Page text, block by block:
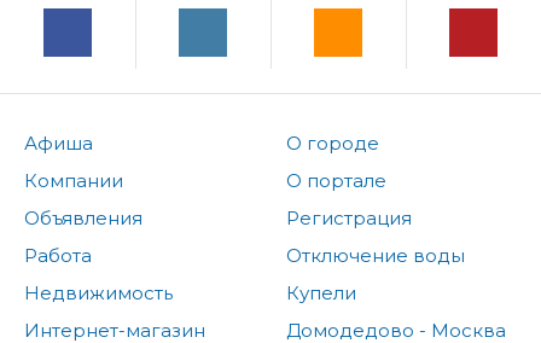
Афиша
Компании
Объявления
Работа
Недвижимость
Интернет-магазин
О городе
О портале
Регистрация
Отключение воды
Купели
Домодедово - Москва